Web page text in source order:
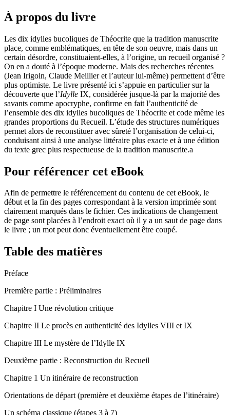
À propos du livre
Les dix idylles bucoliques de Théocrite que la tradition manuscrite
place, comme emblématiques, en tête de son oeuvre, mais dans un
certain désordre, constituaient-elles, à l’origine, un recueil organisé ?
On en a douté à l’époque moderne. Mais des recherches récentes
(Jean Irigoin, Claude Meillier et l’auteur lui-même) permettent d’être
plus optimiste. Le livre présenté ici s’appuie en particulier sur la
découverte que l’Idylle IX, considérée jusque-là par la majorité des
savants comme apocryphe, confirme en fait l’authenticité de
l’ensemble des dix idylles bucoliques de Théocrite et code même les
grandes proportions du Recueil. L’étude des structures numériques
permet alors de reconstituer avec sûreté l’organisation de celui-ci,
conduisant ainsi à une analyse littéraire plus exacte et à une édition
du texte grec plus respectueuse de la tradition manuscrite.a
Pour référencer cet eBook
Afin de permettre le référencement du contenu de cet eBook, le
début et la fin des pages correspondant à la version imprimée sont
clairement marqués dans le fichier. Ces indications de changement
de page sont placées à l’endroit exact où il y a un saut de page dans
le livre ; un mot peut donc éventuellement être coupé.
Table des matières
Préface
Première partie : Préliminaires
Chapitre I Une révolution critique
Chapitre II Le procès en authenticité des Idylles VIII et IX
Chapitre III Le mystère de l’Idylle IX
Deuxième partie : Reconstruction du Recueil
Chapitre 1 Un itinéraire de reconstruction
Orientations de départ (première et deuxième étapes de l’itinéraire)
Un schéma classique (étapes 3 à 7)